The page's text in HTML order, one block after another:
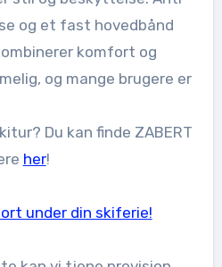
og et fast hovedbånd
komfort og
og mange brugere er
Du kan finde ZABERT
her!
under din skiferie!